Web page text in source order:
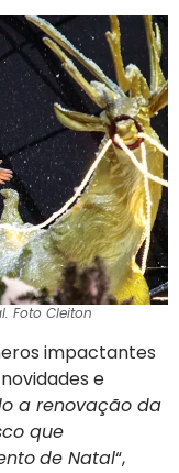
Foto Cleiton
impactantes
e
a renovação da
que
de Natal“,